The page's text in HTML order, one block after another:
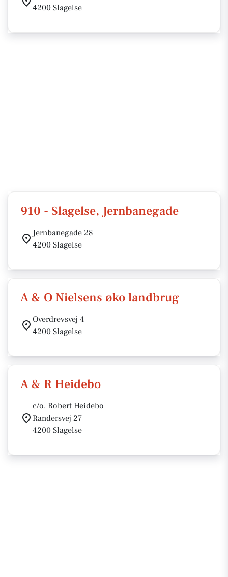
4200 Slagelse
910 - Slagelse, Jernbanegade
Jernbanegade 28
4200 Slagelse
A & O Nielsens øko landbrug
Overdrevsvej 4
4200 Slagelse
A & R Heidebo
c/o. Robert Heidebo
Randersvej 27
4200 Slagelse